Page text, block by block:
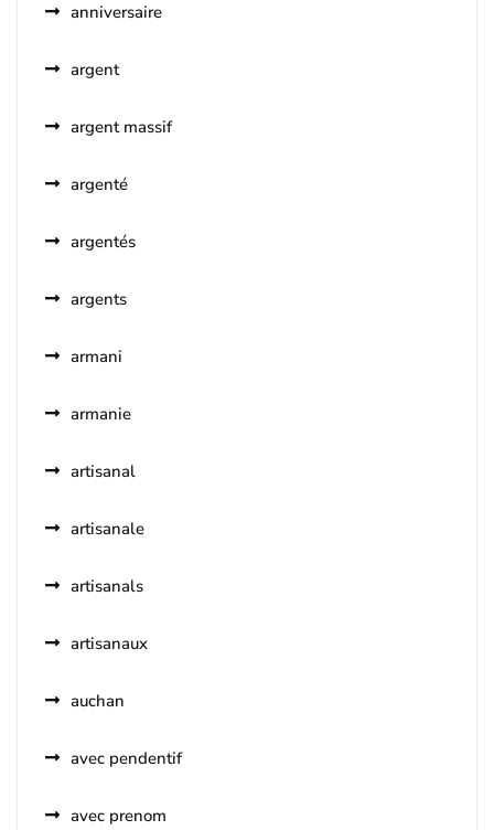
anniversaire
argent
argent massif
argenté
argentés
argents
armani
armanie
artisanal
artisanale
artisanals
artisanaux
auchan
avec pendentif
avec prenom